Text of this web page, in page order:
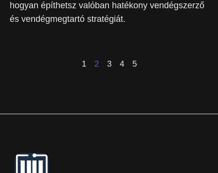
hogyan építhetsz valóban hatékony vendégszerző
és vendégmegtartó stratégiát.
1 2 3 4 5